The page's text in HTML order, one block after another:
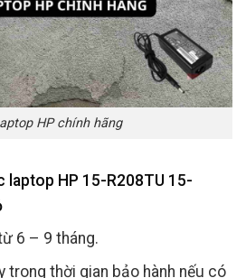
HP chính hãng
laptop HP 15-R208TU 15-
6 – 9 tháng.
trong thời gian bảo hành nếu có